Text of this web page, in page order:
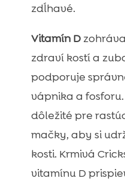
zdĺhavé.
Vitamín D
zdraví kostí a
podporuje
vápnika a
dôležité pre
mačky, aby si
kosti. Krmivá
vitamínu D